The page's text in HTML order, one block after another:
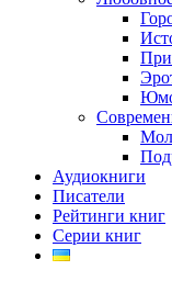
Аудиокниги
Писатели
Рейтинги книг
Серии книг